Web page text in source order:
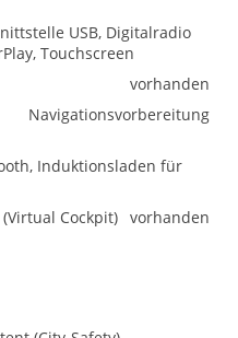
USB, Digitalradio
Touchscreen
vorhanden
Navigationsvorbereitung
Induktionsladen für
Cockpit) vorhanden